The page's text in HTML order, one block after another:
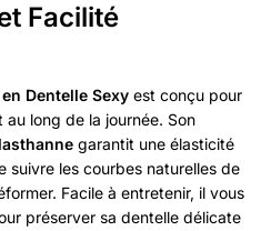
Facilité
Dentelle Sexy est conçu pour
au long de la journée. Son
garantit une élasticité
suivre les courbes naturelles de
Facile à entretenir, il vous
préserver sa dentelle délicate